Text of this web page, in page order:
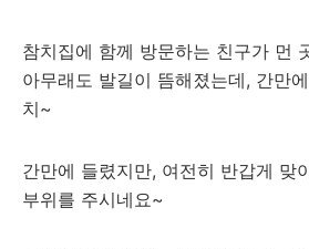
참치집에 함께 방문하는 친구가 먼
아무래도 발길이 뜸해졌는데, 간만
치~
간만에 들렸지만, 여전히 반갑게 맞
부위를 주시네요~